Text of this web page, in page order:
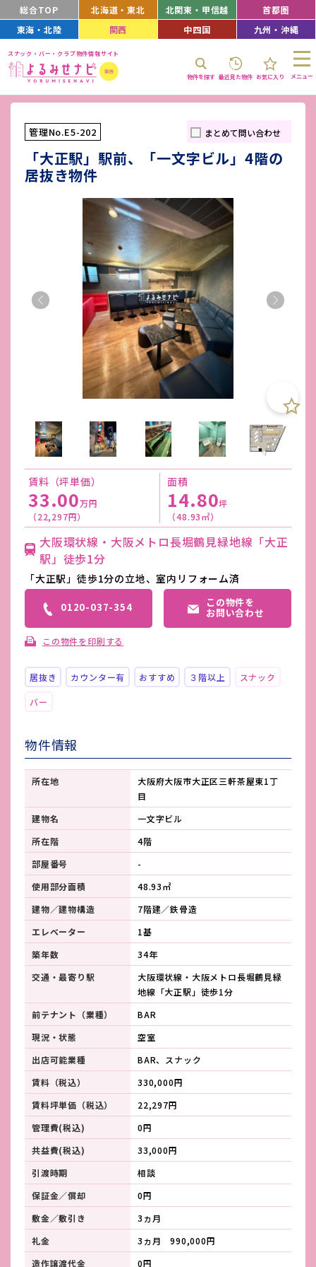
総合TOP 北海道・東北 北関東・甲信越
首都圏
東海・北陸
関西 中四国 九州・沖縄
スナック・バー・クラブ物件情報サイト
物件を探す 最近見た物件 お気に入り メニュー
管理No.E5-202 まとめて問い合わせ
「大正駅」駅前、「一文字ビル」4階の
居抜き物件
賃料（坪単価）
33.00万円
（22,297円）
面積
14.80坪
（48.93㎡）
大阪環状線・大阪メトロ長堀鶴見緑地線「大正
駅」徒歩1分
「大正駅」徒歩1分の立地、室内リフォーム済
0120-037-354 この物件を
お問い合わせ
この物件を印刷する
居抜き カウンター有 おすすめ ３階以上 スナック
バー
物件情報
所在地
大阪府大阪市大正区三軒茶屋東1丁
目
建物名
一文字ビル
所在階
4階
部屋番号
-
使用部分面積
48.93㎡
建物／建物構造
7階建／鉄骨造
エレベーター
1基
築年数
34年
交通・最寄り駅
大阪環状線・大阪メトロ長堀鶴見緑
地線「大正駅」徒歩1分
前テナント（業種）
BAR
現況・状態
空室
出店可能業種
BAR、スナック
賃料（税込）
330,000円
賃料坪単価（税込）
22,297円
管理費(税込)
0円
共益費(税込)
33,000円
引渡時期
相談
保証金／償却
0円
敷金／敷引き
3ヵ月
礼金
3ヵ月 990,000円
造作譲渡代金
0円